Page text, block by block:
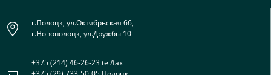
г.Полоцк, ул.Октябрьская 66,
г.Новополоцк, ул.Дружбы 10
+375 (214) 46-26-23 tel/fax